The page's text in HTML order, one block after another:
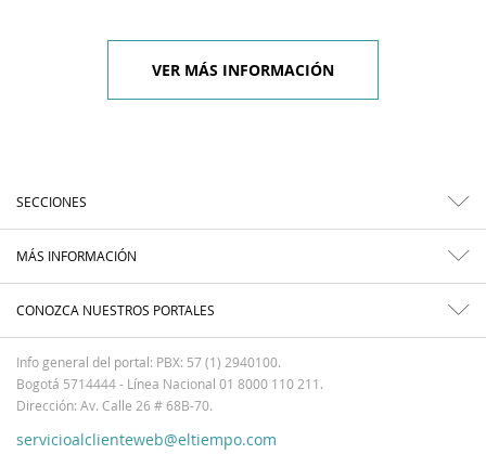
VER MÁS INFORMACIÓN
SECCIONES
MÁS INFORMACIÓN
CONOZCA NUESTROS PORTALES
Info general del portal: PBX: 57 (1) 2940100.
Bogotá 5714444 - Línea Nacional 01 8000 110 211.
Dirección: Av. Calle 26 # 68B-70.
servicioalclienteweb@eltiempo.com